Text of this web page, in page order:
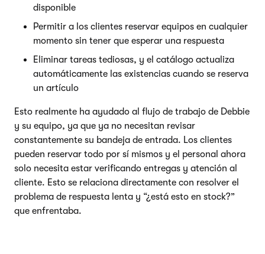
disponible
Permitir a los clientes reservar equipos en cualquier
momento sin tener que esperar una respuesta
Eliminar tareas tediosas, y el catálogo actualiza
automáticamente las existencias cuando se reserva
un artículo
Esto realmente ha ayudado al flujo de trabajo de Debbie
y su equipo, ya que ya no necesitan revisar
constantemente su bandeja de entrada. Los clientes
pueden reservar todo por sí mismos y el personal ahora
solo necesita estar verificando entregas y atención al
cliente. Esto se relaciona directamente con resolver el
problema de respuesta lenta y “¿está esto en stock?”
que enfrentaba.